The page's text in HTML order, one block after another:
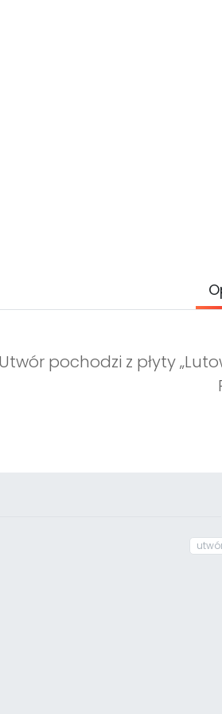
Utwór pochodzi z płyty